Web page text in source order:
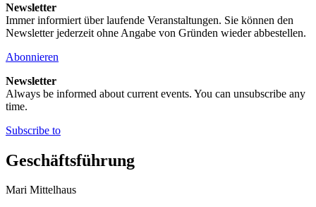
Newsletter
Immer informiert über laufende Veranstaltungen. Sie können den
Newsletter jederzeit ohne Angabe von Gründen wieder abbestellen.
Abonnieren
Newsletter
Always be informed about current events. You can unsubscribe any
time.
Subscribe to
Geschäftsführung
Mari Mittelhaus